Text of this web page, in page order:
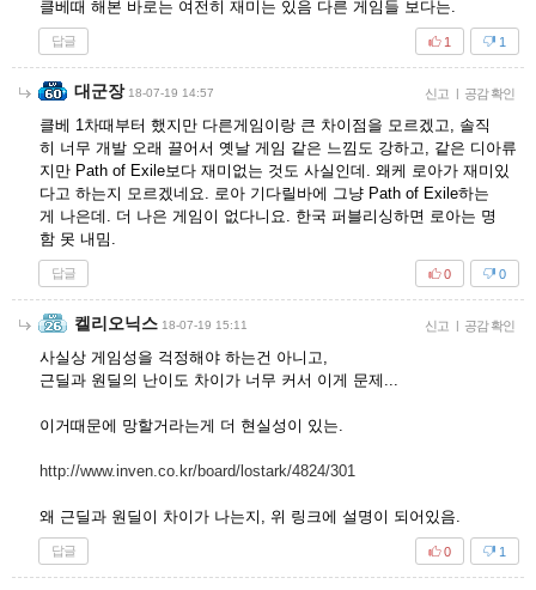
클베때 해본 바로는 여전히 재미는 있음 다른 게임들 보다는.
답글 1
1
대군장 18-07-19 14:57 신고 | 공감 확인
클베 1차때부터 했지만 다른게임이랑 큰 차이점을 모르겠고, 솔직
히 너무 개발 오래 끌어서 옛날 게임 같은 느낌도 강하고, 같은 디아류
지만 Path of Exile보다 재미없는 것도 사실인데. 왜케 로아가 재미있
다고 하는지 모르겠네요. 로아 기다릴바에 그냥 Path of Exile하는
게 나은데. 더 나은 게임이 없다니요. 한국 퍼블리싱하면 로아는 명
함 못 내밈.
답글 0
0
켈리오닉스 18-07-19 15:11 신고 | 공감 확인
사실상 게임성을 걱정해야 하는건 아니고,
근딜과 원딜의 난이도 차이가 너무 커서 이게 문제...
이거때문에 망할거라는게 더 현실성이 있는.
http://www.inven.co.kr/board/lostark/4824/301
왜 근딜과 원딜이 차이가 나는지, 위 링크에 설명이 되어있음.
답글 1
0